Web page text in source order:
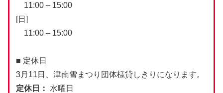
11:00 – 15:00
[日]
11:00 – 15:00
■ 定休日
3月11日、津南雪まつり団体様貸しきりになります。
定休日：
水曜日